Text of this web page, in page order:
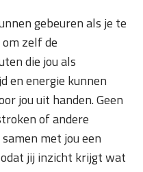
gebeuren als je te
zelf de
die jou als
en energie kunnen
jou uit handen. Geen
of andere
met jou een
jij inzicht krijgt wat